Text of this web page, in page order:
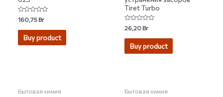
Rated
0
out
160,75Br
Buy product
Tiret Turbo
Rated
0
out
26,20Br
Buy product
Бытовая химия Бытовая химия